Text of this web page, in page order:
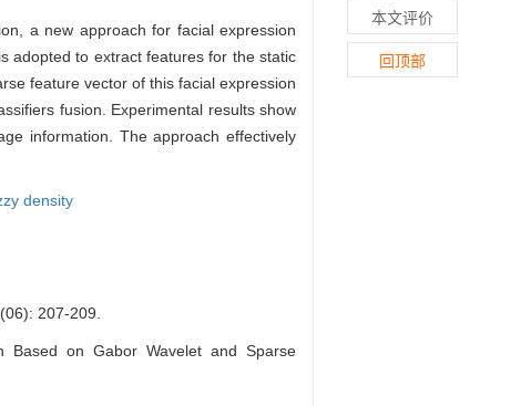
a new approach for facial expression
adopted to extract features for the static
feature vector of this facial expression
fusion. Experimental results show
information. The approach effectively
density
207-209.
Based on Gabor Wavelet and Sparse
本文评价
回顶部